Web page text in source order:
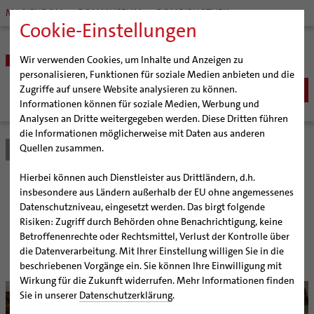
Cookie-Einstellungen
Wir verwenden Cookies, um Inhalte und Anzeigen zu
personalisieren, Funktionen für soziale Medien anbieten und die
Zugriffe auf unsere Website analysieren zu können.
Informationen können für soziale Medien, Werbung und
Analysen an Dritte weitergegeben werden. Diese Dritten führen
die Informationen möglicherweise mit Daten aus anderen
Quellen zusammen.
Hierbei können auch Dienstleister aus Drittländern, d.h.
insbesondere aus Ländern außerhalb der EU ohne angemessenes
Datenschutzniveau, eingesetzt werden. Das birgt folgende
Risiken: Zugriff durch Behörden ohne Benachrichtigung, keine
Betroffenenrechte oder Rechtsmittel, Verlust der Kontrolle über
die Datenverarbeitung. Mit Ihrer Einstellung willigen Sie in die
beschriebenen Vorgänge ein. Sie können Ihre Einwilligung mit
Wirkung für die Zukunft widerrufen. Mehr Informationen finden
Sie in unserer Datenschutzerklärung.
MARIENDOM DOMMUSEUM DOMBIBLIOTHEK
BISTUM
Bischöfe
Weihbischof Dr. Martin Marahrens
Bischof em. Norbert Trelle
Weihbischof em. Bongartz
Weihbischof em. Schwerdtfeger
Weihbischof em. Koitz
Bischof em. Dr. Wüstenberg
Generalvikariat
Gremien
Diözesangericht
Gemeindegremien
Pfarrgemeinden
Hildesheimer Dom
Virtueller Rundgang durch den Dom
Tausendjähriger Rosenstock
Die Hildesheimer Dommusik
Wallfahrten | Pilgern
Termine Wallfahrten und Pilgern
Jakobswege im Bistum Hildesheim
Veranstaltungen
Strategieprozess
Jugend
Bistum Hildesheim
Zuschuss gut angelegt
Mitarbeiterin des Bonifatiuswerks besuchte den
Hildesheimer Dom
© bph